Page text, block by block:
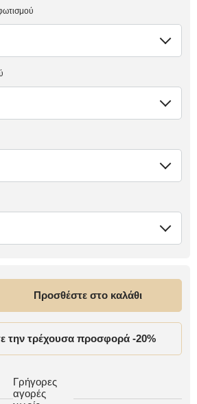
Προσθέστε στο καλάθι
Ενεργοποιήστε την τρέχουσα προσφορά -20%
Γρήγορες
αγορές